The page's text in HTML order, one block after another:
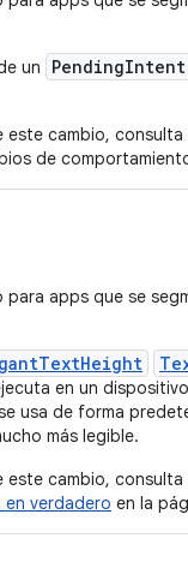
un
PendingIntent
cambio,
de
para apps que se
en un
usa de forma
más legible.
cambio,
verdadero en la